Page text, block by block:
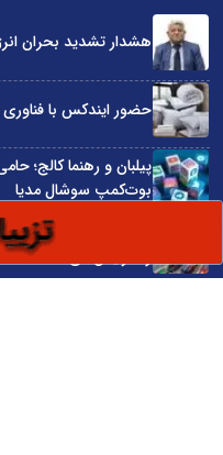
هشدار تشدید بحران
حضور ایندکس با
پیلبان و رهنما کالج؛
بوت‌کمپ سوشال مدیا
واردات مستقیم از
را افزایش می‌دهد؟